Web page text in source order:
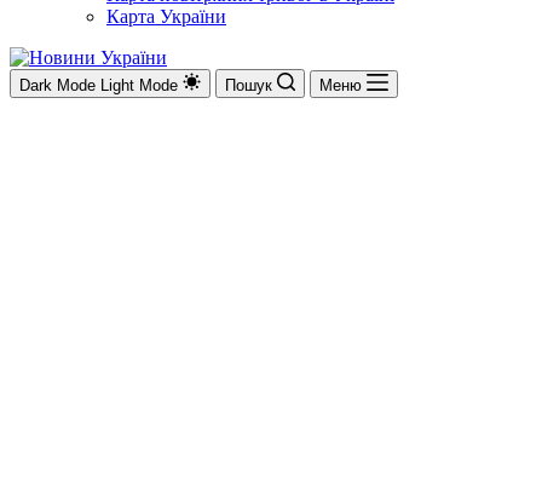
Карта України
Dark Mode Light Mode Пошук Меню